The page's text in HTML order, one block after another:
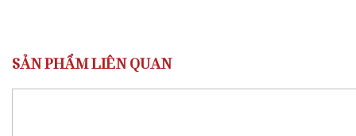
SẢN PHẨM LIÊN QUAN